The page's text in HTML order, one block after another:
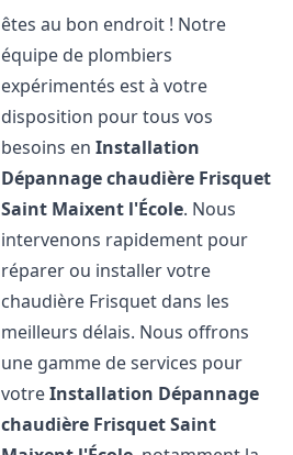
êtes au bon endroit ! Notre
équipe de plombiers
expérimentés est à votre
disposition pour tous vos
besoins enInstallation
Dépannage chaudière Frisquet
Saint Maixent l'École. Nous
intervenons rapidement pour
réparer ou installer votre
chaudière Frisquet dans les
meilleurs délais. Nous offrons
une gamme de services pour
votreInstallation Dépannage
chaudière FrisquetSaint